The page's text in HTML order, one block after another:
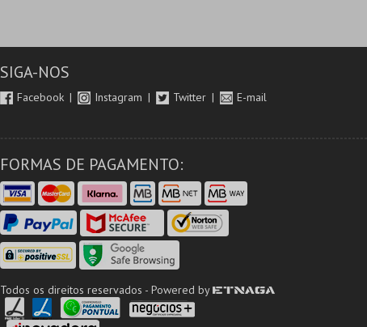
SIGA-NOS
Facebook Instagram Twitter E-mail
FORMAS DE PAGAMENTO:
Todos os direitos reservados - Powered by